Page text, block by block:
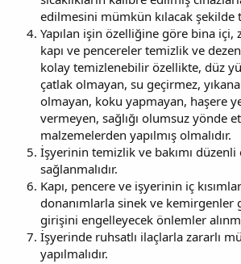
edilmesini mümkün kılacak şekilde
Yapılan işin özelliğine göre bina içi,
kapı ve pencereler temizlik ve
kolay temizlenebilir özellikte, düz
çatlak olmayan, su geçirmez,
olmayan, koku yapmayan, haşere
vermeyen, sağlığı olumsuz yönde
malzemelerden yapılmış olmalıdır.
İşyerinin temizlik ve bakımı düzenli
sağlanmalıdır.
Kapı, pencere ve işyerinin iç
donanımlarla sinek ve kemirgenler
girişini engelleyecek önlemler
İşyerinde ruhsatlı ilaçlarla zararlı
yapılmalıdır.